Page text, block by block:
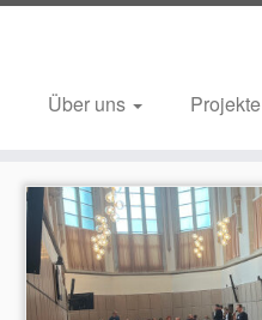
Über uns Projekte